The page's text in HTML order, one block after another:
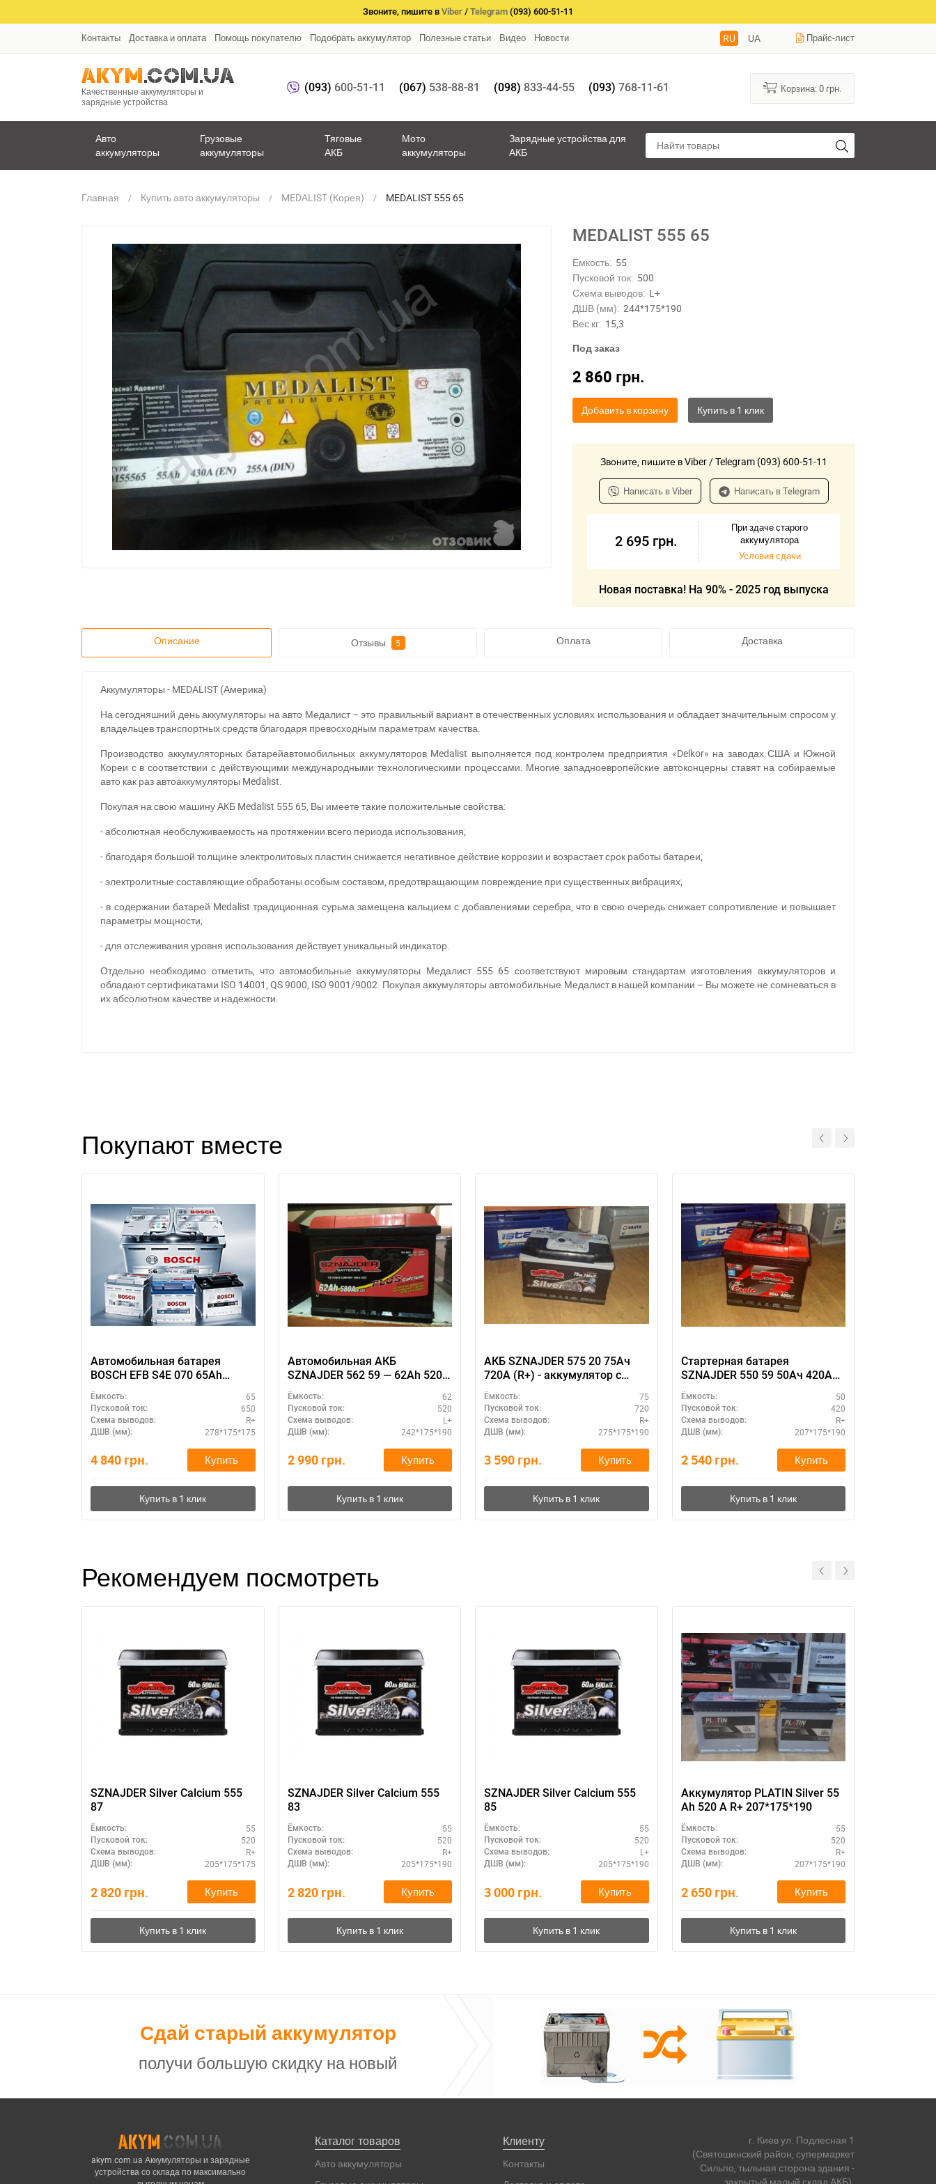
Звоните, пишите в Viber / Telegram (093) 600-51-11
Контакты Доставка и оплата Помощь покупателю Подобрать аккумулятор Полезные статьи Видео Новости RU UA Прайс-лист
Качественные аккумуляторы и
зарядные устройства
(093) 600-51-11 (067) 538-88-81 (098) 833-44-55 (093) 768-11-61 Корзина:0 грн.
Авто
аккумуляторы
Грузовые
аккумуляторы
Тяговые
АКБ
Мото
аккумуляторы
Зарядные устройства для
АКБ
Главная Купить авто аккумуляторы MEDALIST (Корея) MEDALIST 555 65
MEDALIST 555 65
Ёмкость: 55
Пусковой ток: 500
Схема выводов: L+
ДШВ (мм): 244*175*190
Вес кг: 15,3
Под заказ
2 860 грн.
Добавить в корзину
Звоните, пишите в Viber / Telegram (093) 600-51-11
Написать в Viber Написать в Telegram
2 695 грн.
При здаче старого
аккумулятора
Условия сдачи
Новая поставка! На 90% - 2025 год выпуска
Описание Отзывы 5 Оплата Доставка
Аккумуляторы - MEDALIST (Америка)
На сегодняшний день аккумуляторы на авто Медалист – это правильный вариант в отечественных условиях использования и обладает значительным спросом у
владельцев транспортных средств благодаря превосходным параметрам качества.
Производство аккумуляторных батарейавтомобильных аккумуляторов Medalist выполняется под контролем предприятия «Delkor» на заводах США и Южной
Кореи с в соответствии с действующими международными технологическими процессами. Многие западноевропейские автоконцерны ставят на собираемые
авто как раз автоаккумуляторы Medalist.
Покупая на свою машину АКБ Medalist 555 65, Вы имеете такие положительные свойства:
- абсолютная необслуживаемость на протяжении всего периода использования;
- благодаря большой толщине электролитовых пластин снижается негативное действие коррозии и возрастает срок работы батареи;
- электролитные составляющие обработаны особым составом, предотвращающим повреждение при существенных вибрациях;
- в содержании батарей Medalist традиционная сурьма замещена кальцием с добавлениями серебра, что в свою очередь снижает сопротивление и повышает
параметры мощности;
- для отслеживания уровня использования действует уникальный индикатор.
Отдельно необходимо отметить, что автомобильные аккумуляторы Медалист 555 65 соответствуют мировым стандартам изготовления аккумуляторов и
обладают сертификатами ISO 14001, QS 9000, ISO 9001/9002. Покупая аккумуляторы автомобильные Медалист в нашей компании – Вы можете не сомневаться в
их абсолютном качестве и надежности.
Покупают вместе
Автомобильная батарея
BOSCH EFB S4E 070 65Ah
полярность R+ – компактный
размер
Ёмкость: 65
Пусковой ток: 650
Схема выводов: R+
ДШВ (мм): 278*175*175
4 840 грн. Купить
Автомобильная АКБ
SZNAJDER 562 59 — 62Ah 520A
(L+), для бензиновых моторов
Ёмкость: 62
Пусковой ток: 520
Схема выводов: L+
ДШВ (мм): 242*175*190
2 990 грн. Купить
АКБ SZNAJDER 575 20 75Ач
720А (R+) - аккумулятор с
максимальным пусковым
током
Ёмкость: 75
Пусковой ток: 720
Схема выводов: R+
ДШВ (мм): 275*175*190
3 590 грн. Купить
Стартерная батарея
SZNAJDER 550 59 50Ач 420А
(R+) - устойчив к глубокому
разряду
Ёмкость: 50
Пусковой ток: 420
Схема выводов: R+
ДШВ (мм): 207*175*190
2 540 грн. Купить
Рекомендуем посмотреть
SZNAJDER Silver Calcium 555
87
Ёмкость: 55
Пусковой ток: 520
Схема выводов: R+
ДШВ (мм): 205*175*175
2 820 грн. Купить
SZNAJDER Silver Calcium 555
83
Ёмкость: 55
Пусковой ток: 520
Схема выводов: R+
ДШВ (мм): 205*175*190
2 820 грн. Купить
SZNAJDER Silver Calcium 555
85
Ёмкость: 55
Пусковой ток: 520
Схема выводов: L+
ДШВ (мм): 205*175*190
3 000 грн. Купить
Аккумулятор PLATIN Silver 55
Ah 520 A R+ 207*175*190
Ёмкость: 55
Пусковой ток: 520
Схема выводов: R+
ДШВ (мм): 207*175*190
2 650 грн. Купить
Сдай старый аккумулятор
получи большую скидку на новый
akym.com.ua Аккумуляторы и зарядные
устройства со склада по максимально
Каталог товаров
Авто аккумуляторы
Клиенту
Контакты
г. Киев ул. Подлесная 1
(Святошинский район, супермаркет
Сильпо, тыльная сторона здания -